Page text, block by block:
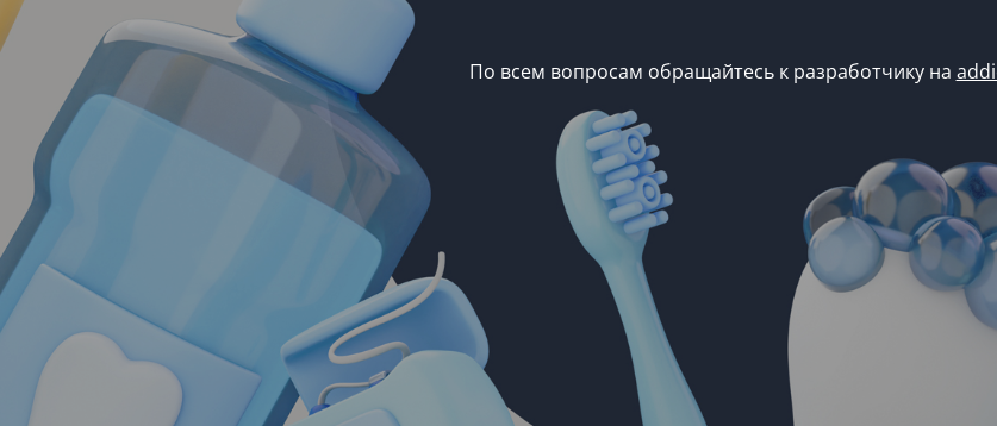
По всем вопросам обращайтесь к разработчику на